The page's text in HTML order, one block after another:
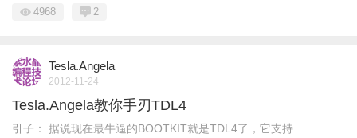
4968 2
Tesla.Angela
2012-11-24
Tesla.Angela教你手刃TDL4
引子： 据说现在最牛逼的BOOTKIT就是TDL4了，它支持